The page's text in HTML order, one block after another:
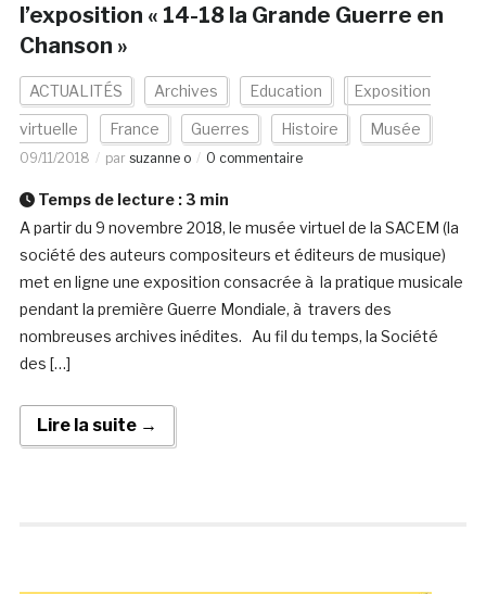
l’exposition « 14-18 la Grande Guerre en
Chanson »
ACTUALITÉS Archives Education Exposition
virtuelle France Guerres Histoire Musée
09/11/2018 par suzanne o 0 commentaire
Temps de lecture : 3 min
A partir du 9 novembre 2018, le musée virtuel de la SACEM (la
société des auteurs compositeurs et éditeurs de musique)
met en ligne une exposition consacrée à la pratique musicale
pendant la première Guerre Mondiale, à travers des
nombreuses archives inédites. Au fil du temps, la Société
des […]
Lire la suite →